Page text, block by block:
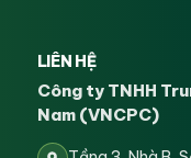
LIÊN HỆ
Công ty TNHH
Nam (VNCPC)